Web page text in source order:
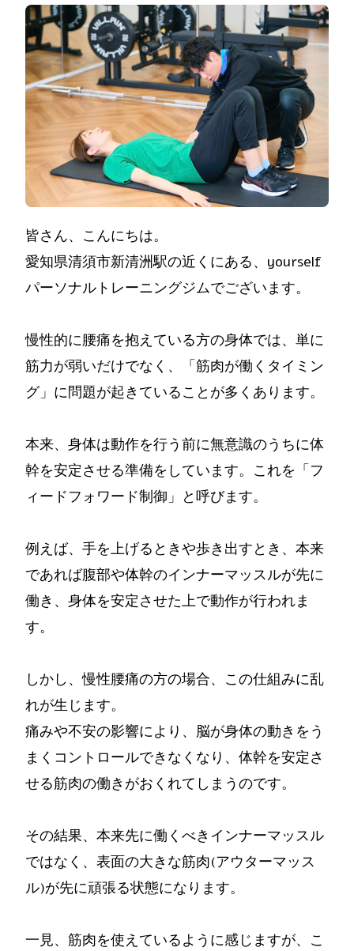
皆さん、こんにちは。
愛知県清須市新清洲駅の近くにある、yourself
パーソナルトレーニングジムでございます。
慢性的に腰痛を抱えている方の身体では、単に
筋力が弱いだけでなく、「筋肉が働くタイミン
グ」に問題が起きていることが多くあります。
本来、身体は動作を行う前に無意識のうちに体
幹を安定させる準備をしています。これを「フ
ィードフォワード制御」と呼びます。
例えば、手を上げるときや歩き出すとき、本来
であれば腹部や体幹のインナーマッスルが先に
働き、身体を安定させた上で動作が行われま
す。
しかし、慢性腰痛の方の場合、この仕組みに乱
れが生じます。
痛みや不安の影響により、脳が身体の動きをう
まくコントロールできなくなり、体幹を安定さ
せる筋肉の働きがおくれてしまうのです。
その結果、本来先に働くべきインナーマッスル
ではなく、表面の大きな筋肉(アウターマッス
ル)が先に頑張る状態になります。
一見、筋肉を使えているように感じますが、こ